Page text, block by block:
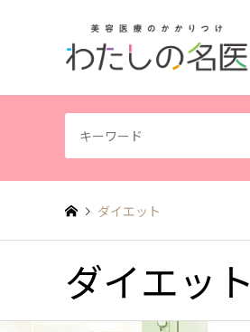
ダイエット
ダイエット